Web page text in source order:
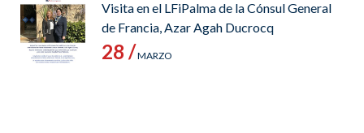
Visita en el LFiPalma de la Cónsul General
de Francia, Azar Agah Ducrocq
28 /MARZO